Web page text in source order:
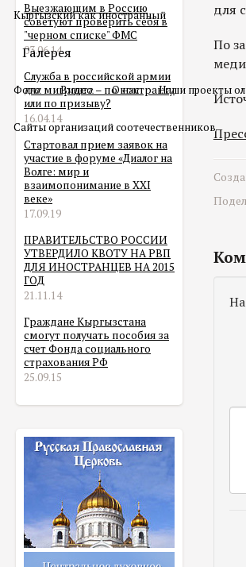
Кыргызский как иностранный
Галерея
Фото Видео О нас Наши проекты
Сайты организаций соотечественников
Выезжающим в Россию
советуют проверить себя в
"черном списке" ФМС
03.06.14
Служба в российской армии
для мигранта – по контракту
или по призыву?
16.04.14
Стартовал прием заявок на
участие в форуме «Диалог на
Волге: мир и
взаимопонимание в XXI
веке»
17.09.19
ПРАВИТЕЛЬСТВО РОССИИ
УТВЕРДИЛО КВОТУ НА РВП
ДЛЯ ИНОСТРАНЦЕВ НА 2015
ГОД
21.11.14
Граждане Кыргызстана
смогут получать пособия за
счет Фонда социального
страхования РФ
25.09.15
для
По